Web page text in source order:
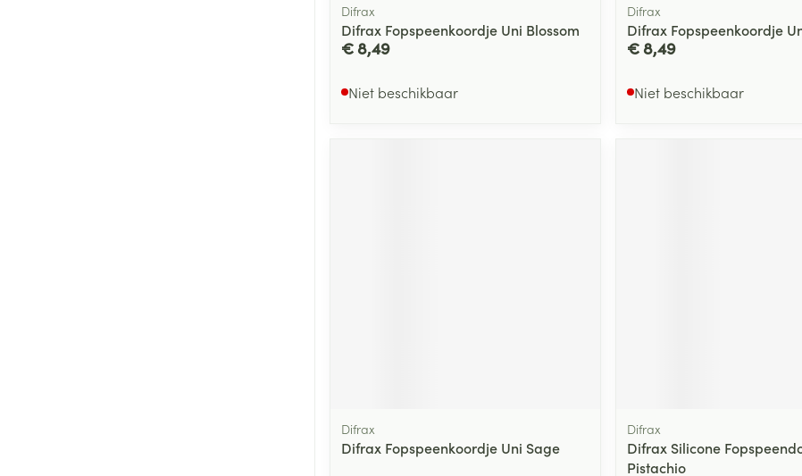
Difrax
Difrax Fopspeenkoordje Uni Blossom
€ 8,49
Niet beschikbaar
Difrax
Difrax Fopspeenkoordje
€ 8,49
Niet beschikbaar
Difrax
Difrax Fopspeenkoordje Uni Sage
Difrax
Difrax Silicone
Pistachio